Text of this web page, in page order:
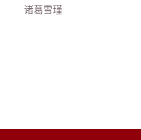
诸葛雪瑾